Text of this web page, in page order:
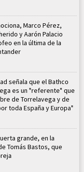
Marco Pérez,
y Aarón Palacio
en la última de la
señala que el Bathco
es un "referente" que
de Torrelavega y de
toda España y Europa"
grande, en la
Tomás Bastos, que